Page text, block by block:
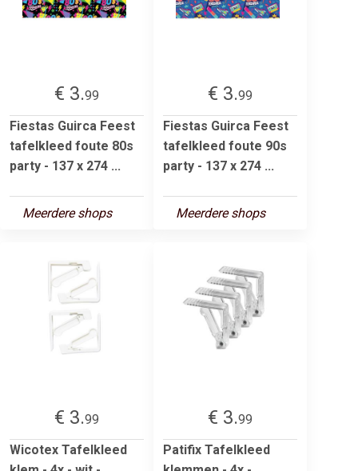
€ 3.99
Fiestas Guirca Feest
tafelkleed foute 80s
party - 137 x 274 ...
Meerdere shops
€ 3.99
Fiestas Guirca Feest
tafelkleed foute 90s
party - 137 x 274 ...
Meerdere shops
€ 3.99
Wicotex Tafelkleed
€ 3.99
Patifix Tafelkleed